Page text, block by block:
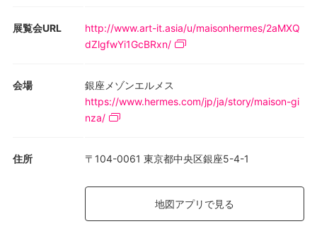
トウキョウリミックス、トキヲリミックス、トキオリミックス。
タイトルに含まれる「言葉あそび」に惑わされるように、見るも
す。
また3月20日までエルメスビル1階のウィンドウディスプレイは
す。
[画像: ©YAMAGUCHI Akira, Courtesy Mizuma Art Gallery ]
展覧会URL
http://www.art-it.asia/u/maisonhermes/2aMXQ
dZlgfwYi1GcBRxn/
会場
銀座メゾンエルメス
https://www.hermes.com/jp/ja/story/maison-gi
nza/
住所 〒104-0061 東京都中央区銀座5-4-1
地図アプリで見る